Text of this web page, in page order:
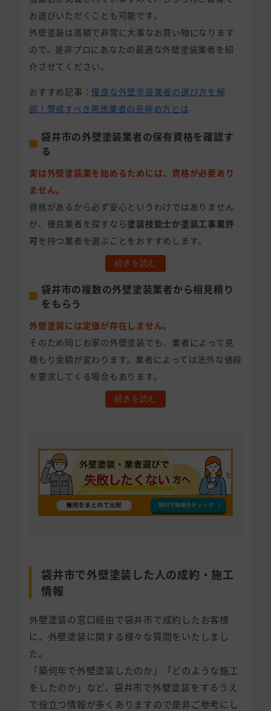
お選びいただくことも可能です。
外壁塗装は高額で非常に大事なお買い物になります
ので、是非プロにあなたの最適な外壁塗装業者を紹
介させてください。
おすすめ記事：優良な外壁塗装業者の選び方を解
説！警戒すべき悪徳業者の見極め方とは
袋井市の外壁塗装業者の保有資格を確認す
る
実は外壁塗装業を始めるためには、資格が必要あり
ません。
資格があるから必ず安心というわけではありません
が、優良業者を探すなら塗装技能士か塗装工事業許
可 を持つ業者を選ぶことをおすすめします。
続きを読む
袋井市の複数の外壁塗装業者から相見積り
をもらう
外壁塗装には定価が存在しません。
そのため同じお家の外壁塗装でも、業者によって見
積もり金額が変わります。業者によっては法外な値段
を要求してくる場合もあります。
続きを読む
袋井市で外壁塗装した人の成約・施工
情報
外壁塗装の窓口経由で袋井市で成約したお客様
に、外壁塗装に関する様々な質問をいたしまし
た。
「築何年で外壁塗装したのか」「どのような施工
をしたのか」など、袋井市で外壁塗装をするうえ
で役立つ情報が多くありますので是非ご参考にし